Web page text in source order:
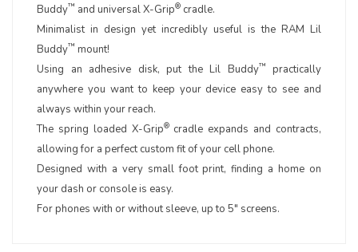
Buddy™ and universal X-Grip® cradle.
Minimalist in design yet incredibly useful is the RAM Lil
Buddy™ mount!
Using an adhesive disk, put the Lil Buddy™
practically
anywhere you want to keep your device easy to see and
always within your reach.
The spring loaded X-Grip®cradle expands and contracts,
allowing for a perfect custom fit of your cell phone.
Designed with a very small foot print, finding a home on
your dash or console is easy.
For phones with or without sleeve, up to 5" screens.